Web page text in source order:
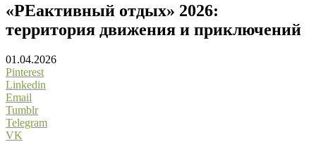
«РЕактивный отдых» 2026:
территория движения и приключений
01.04.2026
Pinterest
Linkedin
Email
Tumblr
Telegram
VK